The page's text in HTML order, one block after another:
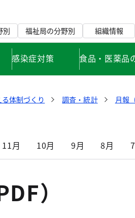
別 福祉局の分野別 組織情報
感染症対策 食品・医薬品
体制づくり 調査・統計 月報
11月 10月 9月 8月
）